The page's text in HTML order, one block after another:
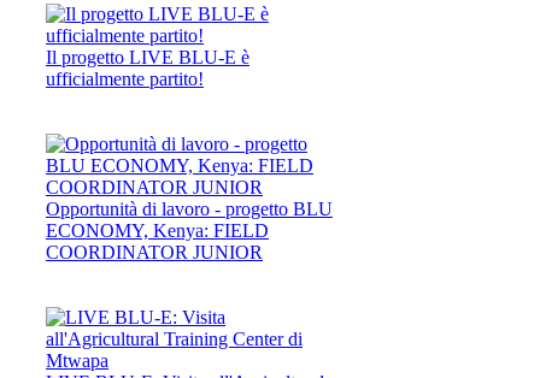
Il progetto LIVE BLU-E è
ufficialmente partito!
Opportunità di lavoro - progetto BLU
ECONOMY, Kenya: FIELD
COORDINATOR JUNIOR